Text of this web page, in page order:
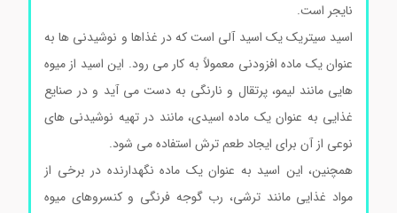
نایجر است.
اسید سیتریک یک اسید آلی است که در غذاها و نوشیدنی ها به
عنوان یک ماده افزودنی معمولاً به کار می رود. این اسید از میوه
هایی مانند لیمو، پرتقال و نارنگی به دست می آید و در صنایع
غذایی به عنوان یک ماده اسیدی، مانند در تهیه نوشیدنی های
نوعی از آن برای ایجاد طعم ترش استفاده می شود.
همچنین، این اسید به عنوان یک ماده نگهدارنده در برخی از
مواد غذایی مانند ترشی، رب گوجه فرنگی و کنسروهای میوه